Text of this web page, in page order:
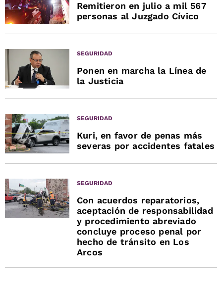
Remitieron en julio a mil 567
personas al Juzgado Cívico
SEGURIDAD
Ponen en marcha la Línea de
la Justicia
SEGURIDAD
Kuri, en favor de penas más
severas por accidentes fatales
SEGURIDAD
Con acuerdos reparatorios,
aceptación de responsabilidad
y procedimiento abreviado
concluye proceso penal por
hecho de tránsito en Los
Arcos